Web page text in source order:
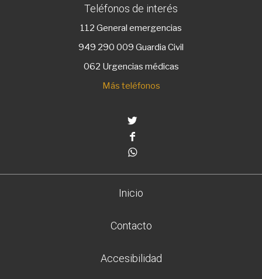
Teléfonos de interés
112 General emergencias
949 290 009 Guardia Civil
062 Urgencias médicas
Más teléfonos
Inicio
Contacto
Accesibilidad